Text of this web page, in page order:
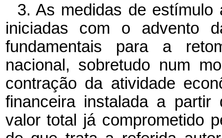
3. As medidas de estímulo
iniciadas com o advento
fundamentais para a
nacional, sobretudo num
contração da atividade
financeira instalada a
valor total já comprometido